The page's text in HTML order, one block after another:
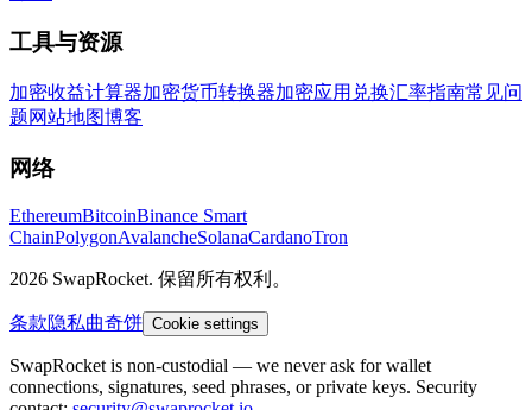
工具与资源
加密收益计算器加密货币转换器加密应用 兑换汇率指南常见问
题网站地图博客
网络
EthereumBitcoinBinance Smart
ChainPolygonAvalancheSolanaCardanoTron
2026 SwapRocket. 保留所有权利。
条款隐私曲奇饼 Cookie settings
SwapRocket is non-custodial — we never ask for wallet
connections, signatures, seed phrases, or private keys. Security